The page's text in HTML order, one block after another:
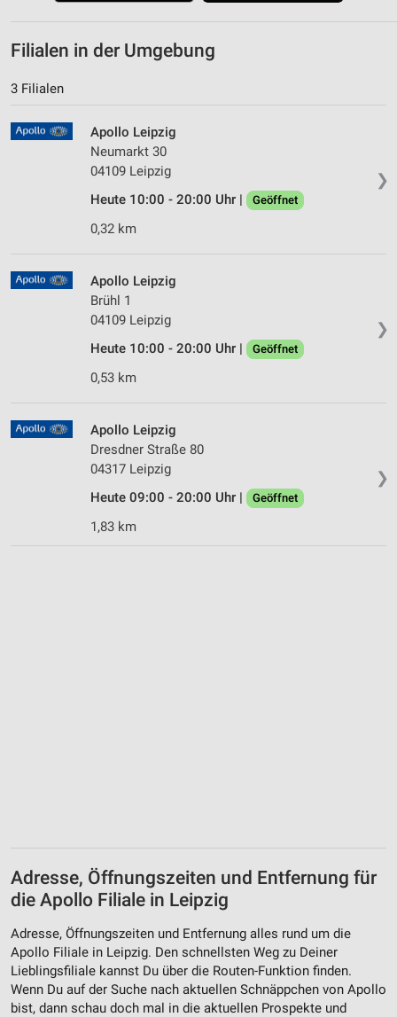
Filialen in der Umgebung
3 Filialen
❯
Apollo Leipzig
Neumarkt 30
04109 Leipzig
Heute 10:00 - 20:00 Uhr |
Geöffnet
0,32 km
❯
Apollo Leipzig
Brühl 1
04109 Leipzig
Heute 10:00 - 20:00 Uhr |
Geöffnet
0,53 km
❯
Apollo Leipzig
Dresdner Straße 80
04317 Leipzig
Heute 09:00 - 20:00 Uhr |
Geöffnet
1,83 km
Adresse, Öffnungszeiten und Entfernung für
die Apollo Filiale in Leipzig
Adresse, Öffnungszeiten und Entfernung alles rund um die
Apollo Filiale in Leipzig. Den schnellsten Weg zu Deiner
Lieblingsfiliale kannst Du über die Routen-Funktion finden.
Wenn Du auf der Suche nach aktuellen Schnäppchen von Apollo
bist, dann schau doch mal in die aktuellen Prospekte und